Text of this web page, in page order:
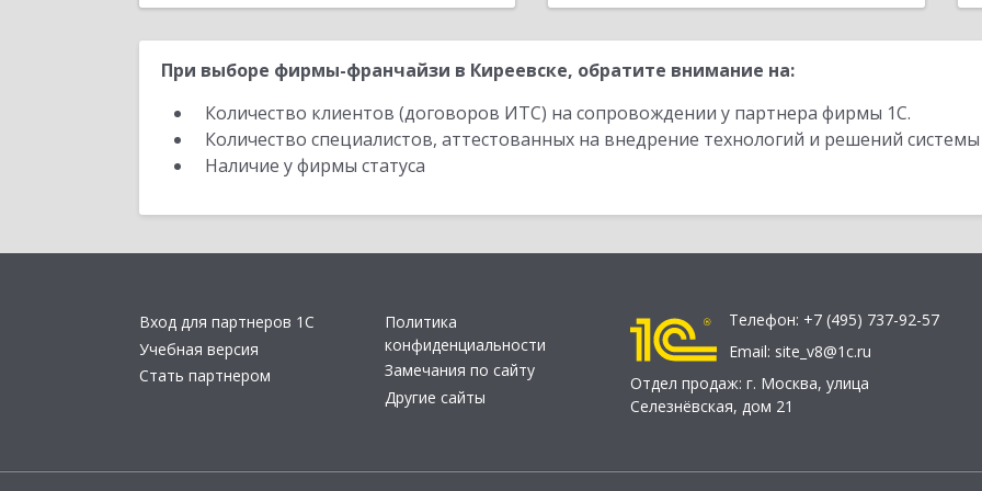
При выборе фирмы-франчайзи в Киреевске, обратите внимание на:
Количество клиентов (договоров ИТС) на сопровождении у партнера фирмы 1С.
Количество специалистов, аттестованных на внедрение технологий и решений
Наличие у фирмы статуса
Вход для партнеров 1С
Учебная версия
Стать партнером
Политика
конфиденциальности
Замечания по сайту
Другие сайты
Телефон: +7 (495) 737-92-57
Email: site_v8@1c.ru
Отдел продаж: г. Москва, улица
Селезнёвская, дом 21